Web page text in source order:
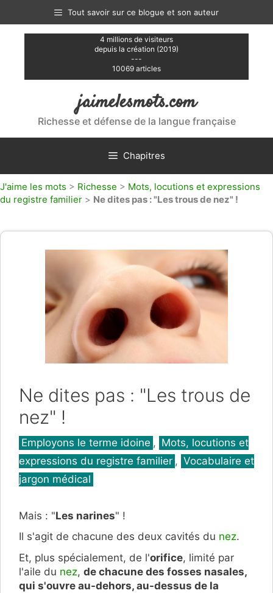
contenu
Tout savoir sur ce blogue et son auteur
4 millions de visiteurs
depuis la création (2019)
---
10069 articles
jaimelesmots.com
Richesse et défense de la langue française
Chapitres
J'aime les mots > Richesse > Mots, locutions et expressions
du registre familier > Ne dites pas : "Les trous de nez" !
Ne dites pas : "Les trous de
nez" !
Catégories
Employons le terme idoine , Mots, locutions et
expressions du registre familier , Vocabulaire et
jargon médical
Mais : "Les narines" !
Il s'agit de chacune des deux cavités du nez.
Et, plus spécialement, de l'orifice, limité par
l'aile du nez, de chacune des fosses nasales,
qui s'ouvre au-dehors, au-dessus de la